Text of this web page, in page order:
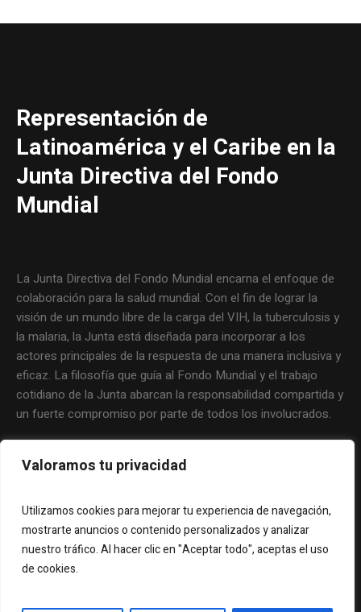
Valoramos tu privacidad
Utilizamos cookies para mejorar tu experiencia de navegación,
mostrarte anuncios o contenido personalizados y analizar
nuestro tráfico. Al hacer clic en "Aceptar todo", aceptas el uso
de cookies.
Representación de
Latinoamérica y el Caribe en la
Junta Directiva del Fondo
Mundial
La Junta Directiva del Fondo Mundial encarna el enfoque de
colaboración para la salud mundial. Con el fin de lograr la
visión de un mundo libre de la carga del VIH, la tuberculosis y
la malaria, la Junta está diseñada para incorporar a los
actores principales de la respuesta de una manera inclusiva y
eficaz. La filosofía que guía al Fondo Mundial y el trabajo
cotidiano de la Junta abarcan la responsabilidad compartida y
un fuerte compromiso por parte de todos los involucrados.